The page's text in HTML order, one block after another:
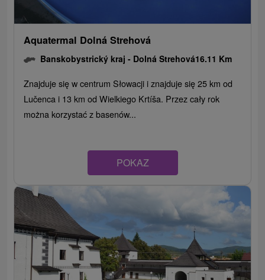
Aquatermal Dolná Strehová
Banskobystrický kraj - Dolná Strehová16.11 Km
Znajduje się w centrum Słowacji i znajduje się 25 km od
Lučenca i 13 km od Wielkiego Krtíša. Przez cały rok
można korzystać z basenów...
POKAZ